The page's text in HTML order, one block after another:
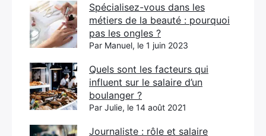
Spécialisez-vous dans les
métiers de la beauté : pourquoi
pas les ongles ?
Par Manuel, le 1 juin 2023
Quels sont les facteurs qui
influent sur le salaire d’un
boulanger ?
Par Julie, le 14 août 2021
Journaliste : rôle et salaire